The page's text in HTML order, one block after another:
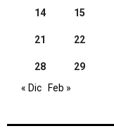
14 15
21 22
28 29
« Dic
Feb »